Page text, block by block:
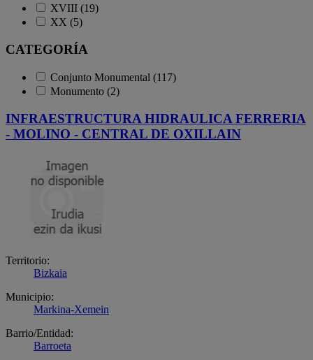
XVIII (19)
XX (5)
CATEGORÍA
Conjunto Monumental (117)
Monumento (2)
INFRAESTRUCTURA HIDRAULICA FERRERIA
- MOLINO - CENTRAL DE OXILLAIN
Territorio:
Bizkaia
Municipio:
Markina-Xemein
Barrio/Entidad:
Barroeta